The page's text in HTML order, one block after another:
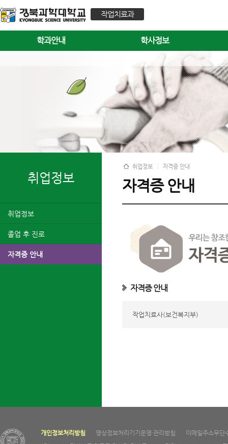
작업치료과
학과안내 학사정보
취업정보
취업정보
졸업 후 진로
자격증 안내
취업정보 자격증 안내
자격증 안내
자격증 안내
작업치료사(보건복지부)
개인정보처리방침 영상정보처리기기운영·관리방침
이메일주소무단